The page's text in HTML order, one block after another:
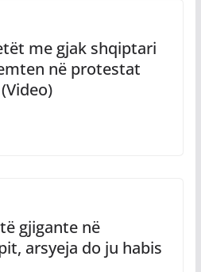
me gjak shqiptari
në protestat
gjigante në
arsyeja do ju habis